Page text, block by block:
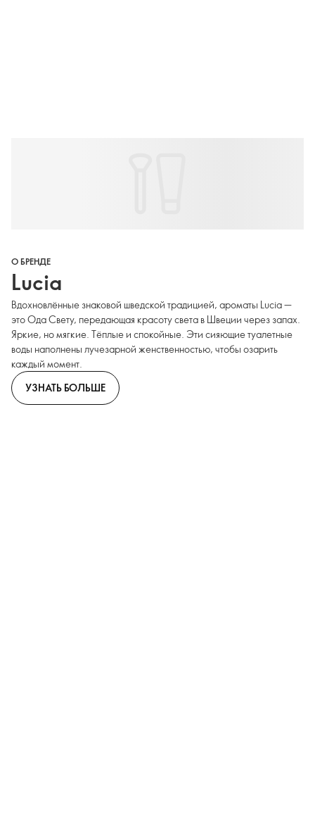
О БРЕНДЕ
Lucia
Вдохновлённые знаковой шведской традицией, ароматы Lucia —
это Ода Свету, передающая красоту света в Швеции через запах.
Яркие, но мягкие. Тёплые и спокойные. Эти сияющие туалетные
воды наполнены лучезарной женственностью, чтобы озарить
каждый момент.
УЗНАТЬ БОЛЬШЕ